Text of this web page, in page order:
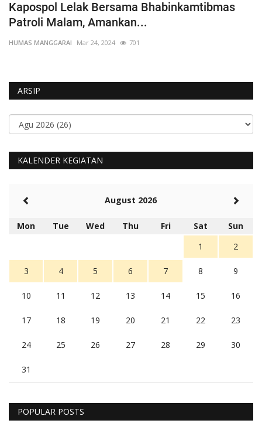
Kapospol Wae Ri’I, Petugas Bhabinkamtibmas
dan Pejabat...
HUMAS MANGGARAI Sep 22, 2023 865
ARSIP
KALENDER KEGIATAN
August 2026
Mon Tue Wed Thu Fri Sat
Sun
1
2
3 4 5 6 7 8 9
10 11 12 13 14 15 16
17 18 19 20 21 22 23
24 25 26 27 28 29 30
31
POPULAR POSTS